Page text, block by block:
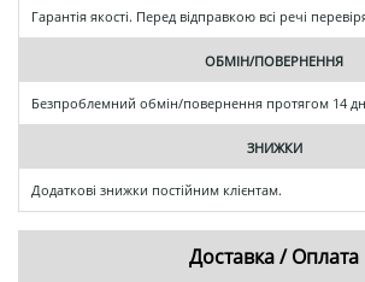
Гарантія якості. Перед відправкою всі речі
ОБМІН/ПОВЕРНЕННЯ
Безпроблемний обмін/повернення протягом 14
ЗНИЖКИ
Додаткові знижки постійним клієнтам.
Доставка / Оплата